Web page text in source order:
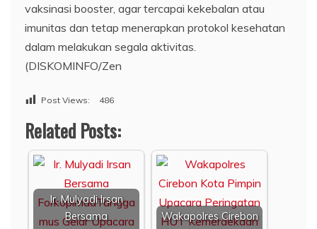
vaksinasi booster, agar tercapai kekebalan atau
imunitas dan tetap menerapkan protokol kesehatan
dalam melakukan segala aktivitas.
(DISKOMINFO/Zen
Post Views: 486
Related Posts:
Ir. Mulyadi Irsan
Bersama
Wakapolres Cirebon